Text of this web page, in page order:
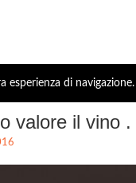
esperienza di
valore il vino